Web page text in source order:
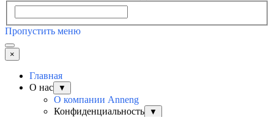
Пропустить меню
×
Главная
О нас
▼
О компании Anneng
Конфиденциальность
▼